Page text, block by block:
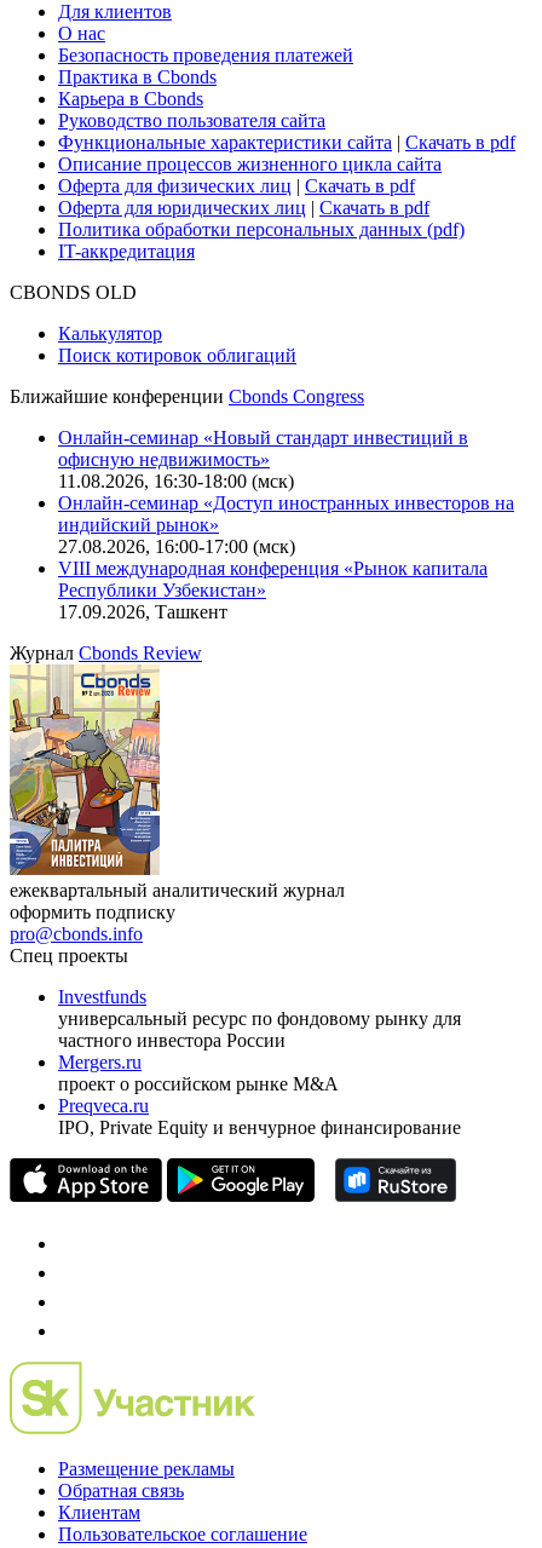
Для клиентов
О нас
Безопасность проведения платежей
Практика в Cbonds
Карьера в Cbonds
Руководство пользователя сайта
Функциональные характеристики сайта | Скачать в pdf
Описание процессов жизненного цикла сайта
Оферта для физических лиц | Скачать в pdf
Оферта для юридических лиц | Скачать в pdf
Политика обработки персональных данных (pdf)
IT-аккредитация
CBONDS OLD
Калькулятор
Поиск котировок облигаций
Ближайшие конференции Cbonds Congress
Онлайн-семинар «Новый стандарт инвестиций в
офисную недвижимость»
11.08.2026, 16:30-18:00 (мск)
Онлайн-семинар «Доступ иностранных инвесторов на
индийский рынок»
27.08.2026, 16:00-17:00 (мск)
VIII международная конференция «Рынок капитала
Республики Узбекистан»
17.09.2026, Ташкент
Журнал Cbonds Review
ежеквартальный аналитический журнал
оформить подписку
pro@cbonds.info
Спец проекты
Investfunds
универсальный ресурс по фондовому рынку для
частного инвестора России
Mergers.ru
проект о российском рынке M&A
Preqveca.ru
IPO, Private Equity и венчурное финансирование
Размещение рекламы
Обратная связь
Клиентам
Пользовательское соглашение